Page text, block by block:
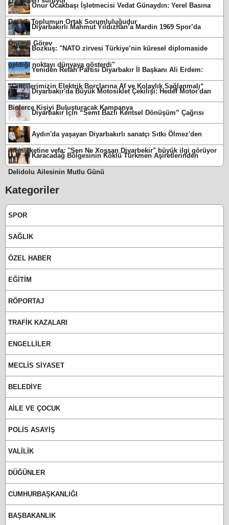
Onur Ocakbaşı İşletmecisi Vedat Günaydın: Yerel Basına
Destek Toplumun Ortak Sorumluluğudur
Diyarbakırlı Mahmut Yıldızhan’a Mardin 1969 Spor’da
Önemli Görev
Bozkuş: "NATO zirvesi Türkiye’nin küresel diplomaside
geldiği noktayı dünyaya gösterdi"
Yeniden Refah Partisi Diyarbakır İl Başkanı Ali Erdem:
“Çiftçilerimizin Elektrik Borçlarına Af ve Kolaylık Sağlanmalı“
Diyarbakır'da Büyük Motosiklet Çekilişi: Hedef Motor'dan
Binlerce Kişiyi Buluşturacak Kampanya
Diyarbakır İçin “Semt Bazlı Kentsel Dönüşüm” Çağrısı
Aydın'da yaşayan Diyarbakırlı sanatçı Sıtkı Ölmez'den
memleketine vefa: "Sen Ne Xoşsan Diyarbekir" büyük ilgi görüyor
Karacadağ Bölgesinin Köklü Türkmen Aşiretlerinden
Delidolu Ailesinin Mutlu Günü
Kategoriler
SPOR
SAĞLIK
ÖZEL HABER
EĞİTİM
RÖPORTAJ
TRAFİK KAZALARI
ENGELLİLER
MECLİS SİYASET
BELEDİYE
AİLE VE ÇOCUK
POLİS ASAYİŞ
VALİLİK
DÜĞÜNLER
CUMHURBAŞKANLIĞI
BAŞBAKANLIK